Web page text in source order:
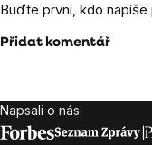
Buďte první, kdo
Přidat komentář
Zápatí
Napsali o nás: